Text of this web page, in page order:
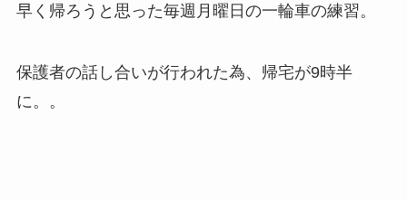
早く帰ろうと思った毎週月曜日の一輪車の練習。
保護者の話し合いが行われた為、帰宅が9時半
に。。